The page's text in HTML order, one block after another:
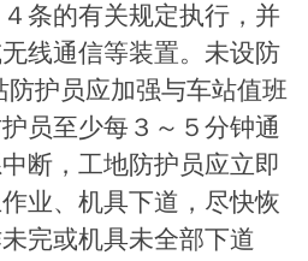
条的有关规定执行，并
线通信等装置。未设防
护员应加强与车站值班
员至少每３～５分钟通
断，工地防护员应立即
业、机具下道，尽快恢
完或机具未全部下道